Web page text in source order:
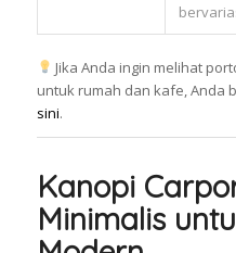
Jika Anda ingin melihat
untuk rumah dan kafe, Anda
sini.
Kanopi
Minimalis